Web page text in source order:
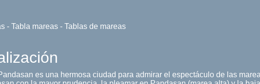
- Tabla mareas - Tablas de mareas
es una hermosa ciudad para admirar el espectáculo de las